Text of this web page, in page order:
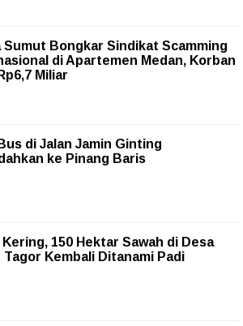
Sumut Bongkar Sindikat Scamming
di Apartemen Medan, Korban
Miliar
di Jalan Jamin Ginting
ke Pinang Baris
Kering, 150 Hektar Sawah di Desa
Tagor Kembali Ditanami Padi